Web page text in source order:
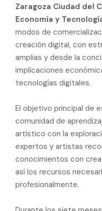
Zaragoza Ciudad del
Economía y
modos de
creación digital, con
amplias y desde la
implicaciones
tecnologías digitales.
El objetivo principal de
comunidad de
artístico con la
expertos y artistas
conocimientos con
así los recursos
profesionalmente.